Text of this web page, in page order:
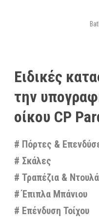
Ειδικές
την
οίκου CP
# Πόρτες &
# Σκάλες
# Τραπέζια &
# Έπιπλα Μπάνιου
# Επένδυση Τοίχου